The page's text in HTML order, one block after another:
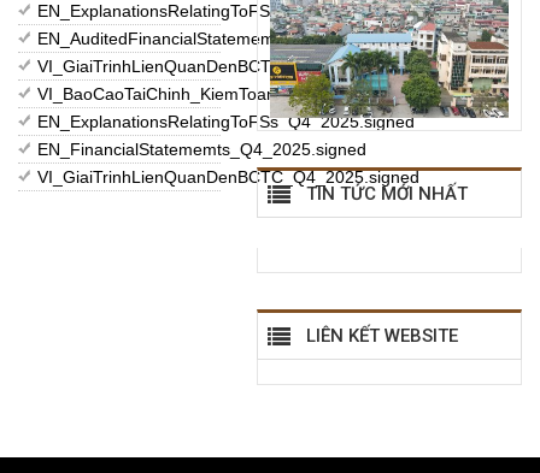
EN_ExplanationsRelatingToFSs_2025.signed
EN_AuditedFinancialStatememts_2025.signed
VI_GiaiTrinhLienQuanDenBCTC_2025.
VI_BaoCaoTaiChinh_KiemToan_2025.
EN_ExplanationsRelatingToFSs_Q4_2025.signed
EN_FinancialStatememts_Q4_2025.signed
VI_GiaiTrinhLienQuanDenBCTC_Q4_2025.signed
TIN TỨC MỚI NHẤT
LIÊN KẾT WEBSITE